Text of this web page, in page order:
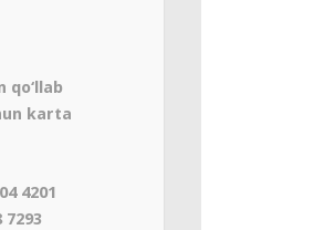
qo‘llab
karta
4201
7293